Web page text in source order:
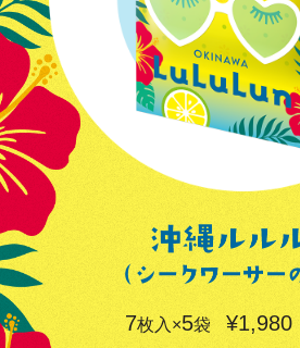
7枚入×5袋 ¥1,980